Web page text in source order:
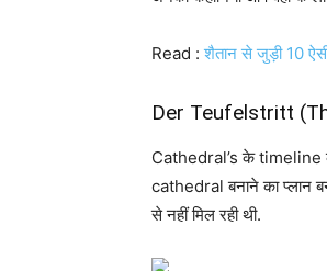
Read :शैतान से जुड़ी 10
Der Teufelstritt
Cathedral’s के timeline
cathedral बनाने का प्लान
से नहीं मिल रही थी.